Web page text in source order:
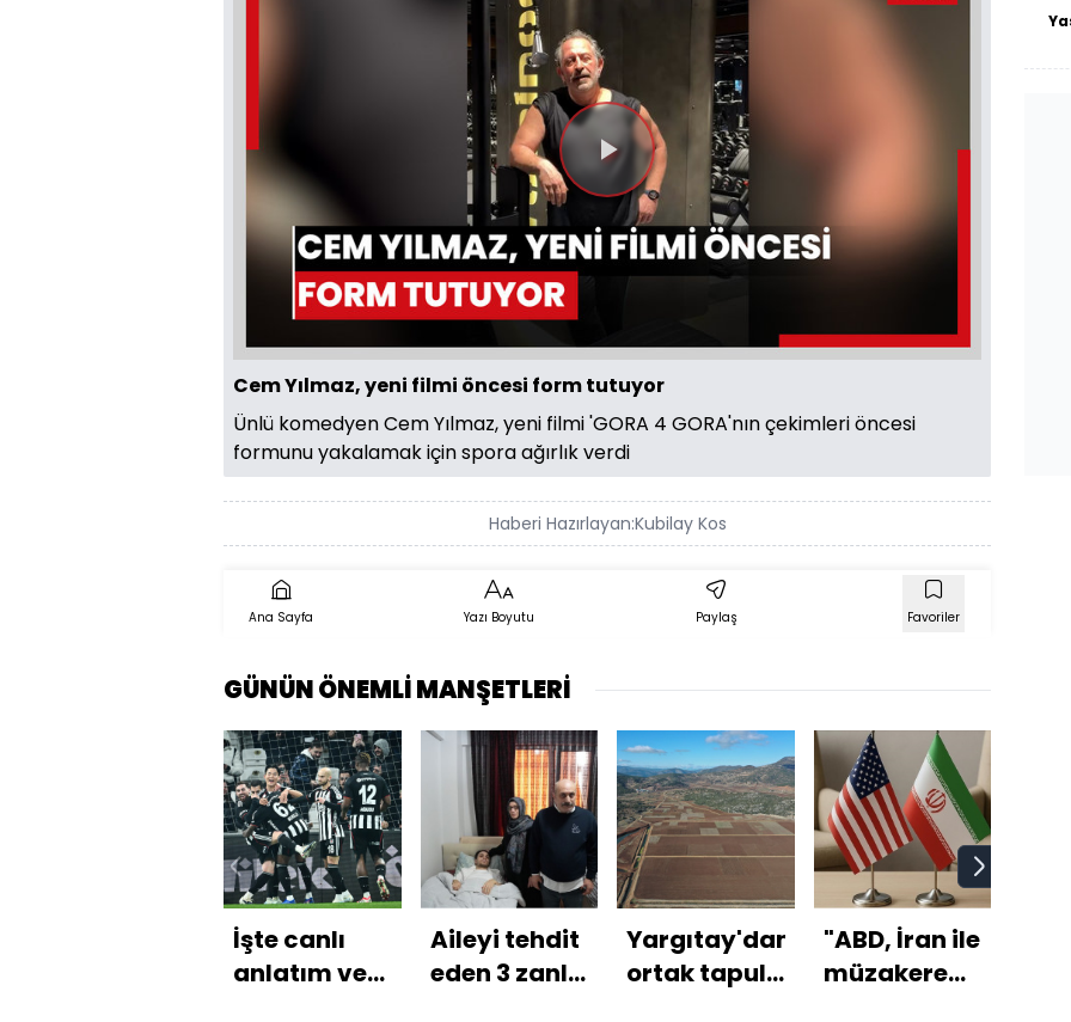
Videoyu
Oynat
Cem Yılmaz, yeni filmi öncesi form tutuyor
Ünlü komedyen Cem Yılmaz, yeni filmi 'GORA 4 GORA'nın çekimleri öncesi
formunu yakalamak için spora ağırlık verdi
Haberi Hazırlayan:Kubilay Kos
Ana Sayfa Yazı Boyutu Paylaş Favoriler
GÜNÜN ÖNEMLİ MANŞETLERİ
İşte canlı
anlatım ve
Aileyi tehdit
eden 3 zanlı
Yargıtay'dan
ortak tapulu
"ABD, İran ile
müzakere